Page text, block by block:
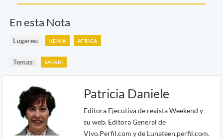
En esta Nota
Lugares: KENIA AFRICA
Temas: SAFARI
Patricia Daniele
Editora Ejecutiva de revista Weekend y
su web, Editora General de
Vivo.Perfil.com y de Lunateen.perfil.com.